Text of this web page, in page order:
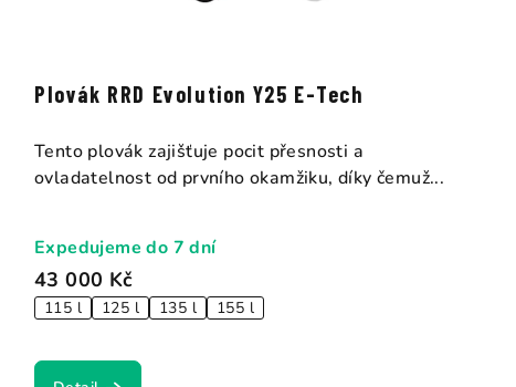
Plovák RRD Evolution Y25 E-Tech
43 000 Kč
115 l 125 l 135 l 155 l
Expedujeme do 7 dní
Tento plovák zajišťuje pocit přesnosti a
ovladatelnost od prvního okamžiku, díky čemuž...